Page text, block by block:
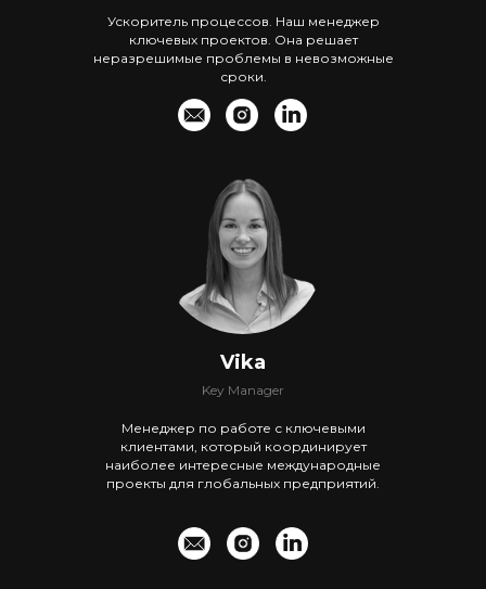
Key Manager
Vika
Ускоритель процессов. Наш менеджер
ключевых проектов. Она решает
неразрешимые проблемы в невозможные
сроки.
Менеджер по работе с ключевыми
клиентами, который координирует
наиболее интересные международные
проекты для глобальных предприятий.